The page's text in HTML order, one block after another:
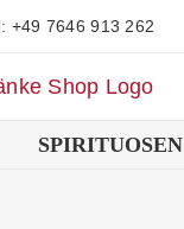
+49 7646 913 262
SPIRITUOSEN